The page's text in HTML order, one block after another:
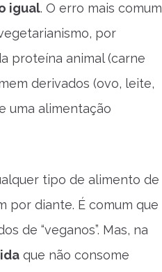
igual. O erro mais comum
por
proteína animal (carne
derivados (ovo, leite,
uma alimentação
tipo de alimento de
por diante. É comum que
de “veganos”. Mas, na
que não consome